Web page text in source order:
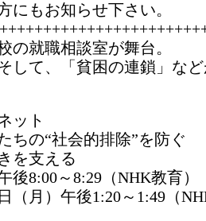
にもお知らせ下さい。
の就職相談室が舞台。
して、「貧困の連鎖」な
ット
の“社会的排除”を防ぐ
を支える
後8:00～8:29（NHK教育）
（月）午後1:20～1:49（